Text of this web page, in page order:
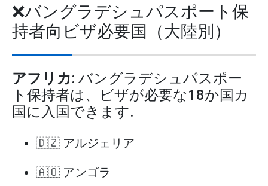
❌バングラデシュパスポート保
持者向ビザ必要国（大陸別）
アフリカ: バングラデシュパスポー
ト保持者は、ビザが必要な18か国カ
国に入国できます.
🇩🇿 アルジェリア
🇦🇴 アンゴラ